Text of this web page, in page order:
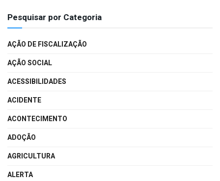
Pesquisar por Categoria
AÇÃO DE FISCALIZAÇÃO
AÇÃO SOCIAL
ACESSIBILIDADES
ACIDENTE
ACONTECIMENTO
ADOÇÃO
AGRICULTURA
ALERTA